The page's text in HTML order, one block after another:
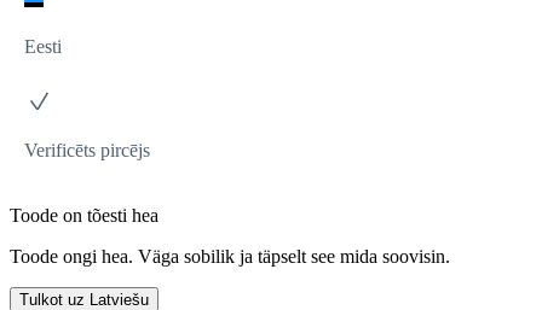
Eesti
Verificēts pircējs
Toode on tõesti hea
Toode ongi hea. Väga sobilik ja täpselt see mida soovisin.
Tulkot uz Latviešu